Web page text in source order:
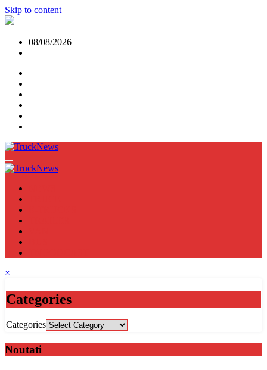
Skip to content
08/08/2026
×
Categories
Categories
Noutati